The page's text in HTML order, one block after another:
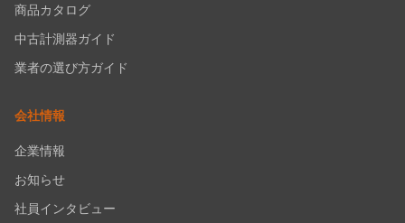
商品カタログ
中古計測器ガイド
業者の選び方ガイド
会社情報
企業情報
お知らせ
社員インタビュー